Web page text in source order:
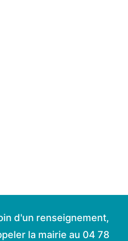
d'un renseignement,
la mairie au 04 78